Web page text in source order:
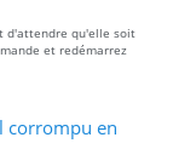
d'attendre qu'elle soit
et redémarrez
corrompu en